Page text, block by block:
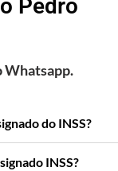
Pedro
Whatsapp.
do INSS?
INSS?